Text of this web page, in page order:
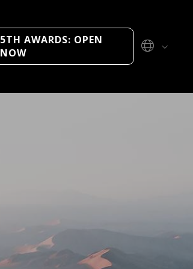
5TH AWARDS: OPEN
NOW